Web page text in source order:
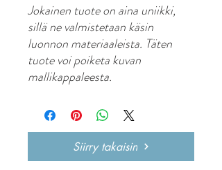
Jokainen tuote on aina uniikki,
sillä ne valmistetaan käsin
luonnon materiaaleista. Täten
tuote voi poiketa kuvan
mallikappaleesta.
Siirry takaisin